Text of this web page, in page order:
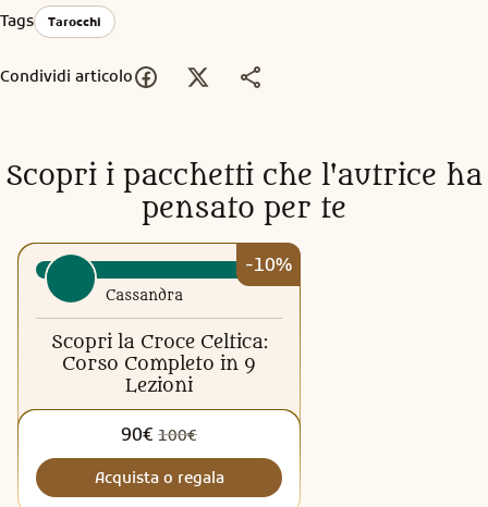
Tags Tarocchi
Condividi articolo
Scopri i pacchetti che l'autrice ha
pensato per te
-10%
Cassandra
Scopri la Croce Celtica:
Corso Completo in 9
Lezioni
90€ 100€
Acquista o regala